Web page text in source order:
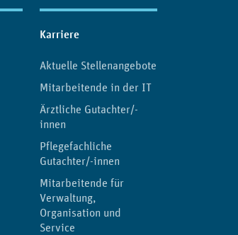
Karriere
Aktuelle Stellenangebote
Mitarbeitende in der IT
Ärztliche Gutachter/-
innen
Pflegefachliche
Gutachter/-innen
Mitarbeitende für
Verwaltung,
Organisation und
Service